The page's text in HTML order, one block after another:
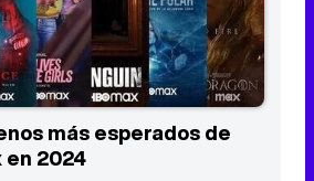
más esperados de
en 2024